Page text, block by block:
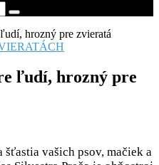
Vyhľadávanie
hrozný pre zvieratá
ľudí, hrozný pre
šťastia vašich psov, mačiek a